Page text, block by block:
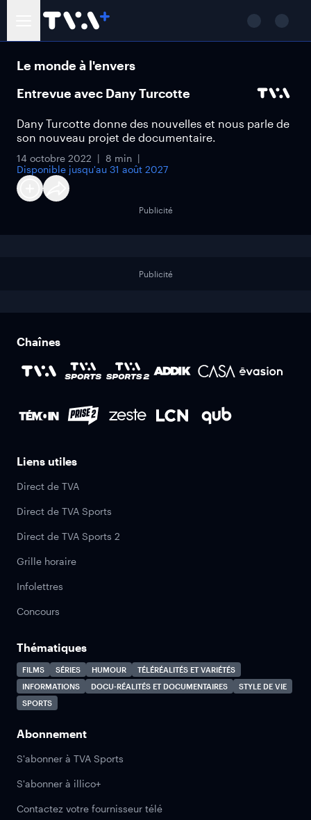
Le monde à l'envers
Entrevue avec Dany Turcotte
Dany Turcotte donne des nouvelles et nous parle de
son nouveau projet de documentaire.
14 octobre 2022
8 min
Disponible jusqu'au 31 août 2027
Publicité
Publicité
Chaînes
Liens utiles
Direct de TVA
Direct de TVA Sports
Direct de TVA Sports 2
Grille horaire
Infolettres
Concours
Thématiques
FILMS SÉRIES HUMOUR
TÉLÉRÉALITÉS ET VARIÉTÉS
INFORMATIONS
DOCU-RÉALITÉS ET DOCUMENTAIRES
STYLE DE VIE
SPORTS
Abonnement
S'abonner à TVA Sports
S'abonner à illico+
Contactez votre fournisseur télé